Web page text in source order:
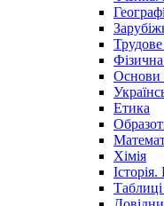
Основи
Етика
Хімія